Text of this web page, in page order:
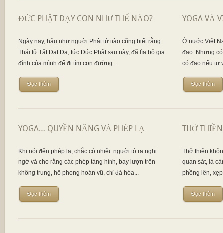
ĐỨC PHẬT DẠY CON NHƯ THẾ NÀO?
Ngày nay, hầu như người Phật tử nào cũng biết rằng
Thái tử Tất Đạt Đa, tức Đức Phật sau này, đã lìa bỏ gia
đình của mình để đi tìm con đường...
Đọc thêm
YOGA VÀ
Ở nước Việt
đạo. Nhưng
có đạo nếu tự
Đọc thêm
YOGA… QUYỀN NĂNG VÀ PHÉP LẠ
Khi nói đến phép lạ, chắc có nhiều người tỏ ra nghi
ngờ và cho rằng các phép tàng hình, bay lượn trên
không trung, hô phong hoán vũ, chỉ đá hóa...
Đọc thêm
THỞ THIỀN
Thở thiền
quan sát, là
phồng lên,
Đọc thêm